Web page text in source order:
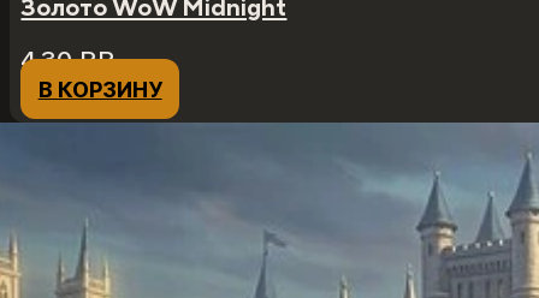
Золото WoW Midnight
4,30₽₽
В КОРЗИНУ